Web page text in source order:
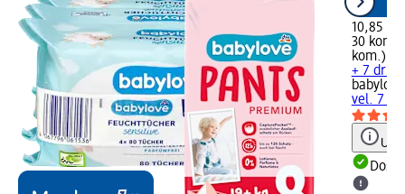
10,85 KM
30 kom.
kom.)
+ 7
babylove
vel. 7